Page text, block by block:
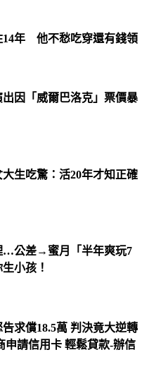
14年 他不愁吃穿還有錢領
因「威爾巴洛克」票價暴
生吃驚：活20年才知正確
…公差→蜜月「半年爽玩7
小孩！
求償18.5萬 判決竟大逆轉
申請信用卡 輕鬆貸款-辦信